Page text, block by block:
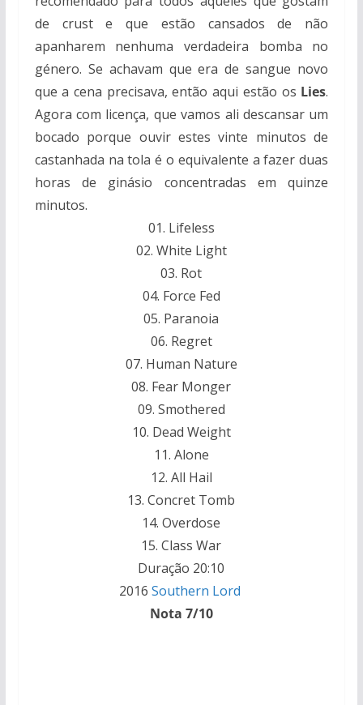
de crust e que estão cansados de não
apanharem nenhuma verdadeira bomba no
género. Se achavam que era de sangue novo
que a cena precisava, então aqui estão os Lies.
Agora com licença, que vamos ali descansar um
bocado porque ouvir estes vinte minutos de
castanhada na tola é o equivalente a fazer duas
horas de ginásio concentradas em quinze
minutos.
01. Lifeless
02. White Light
03. Rot
04. Force Fed
05. Paranoia
06. Regret
07. Human Nature
08. Fear Monger
09. Smothered
10. Dead Weight
11. Alone
12. All Hail
13. Concret Tomb
14. Overdose
15. Class War
Duração 20:10
2016 Southern Lord
Nota 7/10